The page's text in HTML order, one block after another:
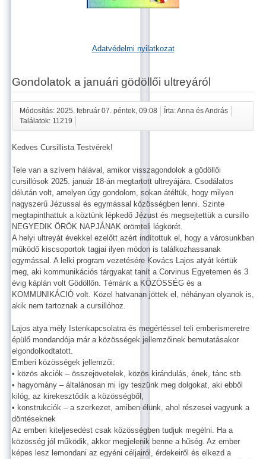
Adatvédelmi nyilatkozat
Gondolatok a januári gödöllői ultreyáról
Módosítás: 2025. február 07. péntek, 09:08
Írta: Anna és András
Találatok: 11219
Kedves Cursillista Testvérek!
Tele van a szívem hálával, amikor visszagondolok a gödöllői
cursillósok 2025. január 18-án megtartott ultreyájára. Csodálatos
délután volt, amelyen úgy gondolom, sokan átéltük, hogy milyen
nagyszerű Jézussal és egymással közösségben lenni. Szinte
megtapinthattuk a köztünk lépkedő Jézust és megsejtettük a cursillo
NEGYEDIK ÖRÖK NAPJÁNAK örömteli légkörét.
A helyi ultreyát évekkel ezelőtt azért indítottuk el, hogy a városunkban
működő kiscsoportok tagjai ilyen módon is találkozhassanak
egymással. A lelki program vezetésére Kovács Lajos atyát kértük
meg, aki kommunikációs tárgyakat tanít a Corvinus Egyetemen és 3
évig káplán volt Gödöllőn. Témánk a KÖZÖSSÉG és a
KOMMUNIKÁCIÓ volt. Közel hatvanan jöttek el, néhányan olyanok is,
akik nem tartoznak a cursillóhoz.
Lajos atya mély Istenkapcsolatra és megértéssel teli emberismeretre
épülő mondandója már a közösségek jellemzőinek bemutatásakor
elgondolkodtatott.
Emberi közösségek jellemzői:
• közös akciók – összejövetelek, közös kirándulás, ének, tánc stb.
• hagyomány – általánosan mi így teszünk meg dolgokat, aki ebből
kilóg, az kirekesztődik a közösségből,
• konstrukciók – a szerkezet, amiben élünk, ahol részesei vagyunk a
döntéseknek
Az emberi kiteljesedést csak közösségben tudjuk megélni. Ha a
közösség jól működik, akkor megjelenik benne a hűség. Az ember
képes lesz lemondani az egyéni céljairól, érdekeiről és elkezd a